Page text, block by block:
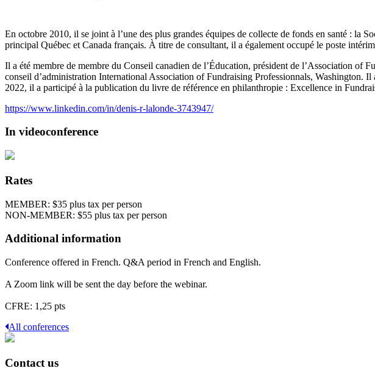
En octobre 2010, il se joint à l’une des plus grandes équipes de collecte de fonds en santé : la
principal Québec et Canada français. À titre de consultant, il a également occupé le poste
Il a été membre de membre du Conseil canadien de l’Éducation, président de l’Association of
conseil d’administration International Association of Fundraising Professionnals, Washington.
2022, il a participé à la publication du livre de référence en philanthropie : Excellence in
https://www.linkedin.com/in/denis-r-lalonde-3743947/
In videoconference
Rates
MEMBER: $35 plus tax per person
NON-MEMBER: $55 plus tax per person
Additional information
Conference offered in French. Q&A period in French and English.
A Zoom link will be sent the day before the webinar.
CFRE: 1,25 pts
All conferences
Contact us